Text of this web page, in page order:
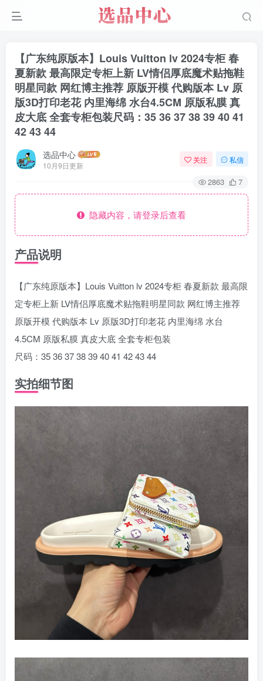
【广东纯原版本】Louis Vuitton lv 2024专柜 春
夏新款 最高限定专柜上新 LV情侣厚底魔术贴拖鞋
明星同款 网红博主推荐 原版开模 代购版本 Lv 原
版3D打印老花 内里海绵 水台4.5CM 原版私膜 真
皮大底 全套专柜包装尺码：35 36 37 38 39 40 41
42 43 44
选品中心
10月9日更新
关注 私信
2863 7
隐藏内容，请登录后查看
产品说明
【广东纯原版本】Louis Vuitton lv 2024专柜 春夏新款 最高限
定专柜上新 LV情侣厚底魔术贴拖鞋明星同款 网红博主推荐
原版开模 代购版本 Lv 原版3D打印老花 内里海绵 水台
4.5CM 原版私膜 真皮大底 全套专柜包装
尺码：35 36 37 38 39 40 41 42 43 44
实拍细节图